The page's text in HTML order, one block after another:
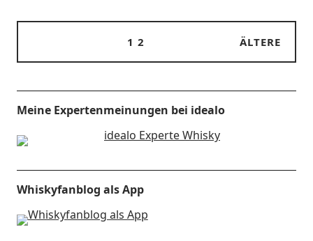
1 2 ÄLTERE
Meine Expertenmeinungen bei idealo
Whiskyfanblog als App